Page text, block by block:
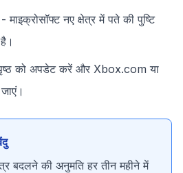
माइक्रोसॉफ्ट नए क्षेत्र में पते की पुष्टि
को अपडेट करें और Xbox.com या
बदलने की अनुमति हर तीन महीने में